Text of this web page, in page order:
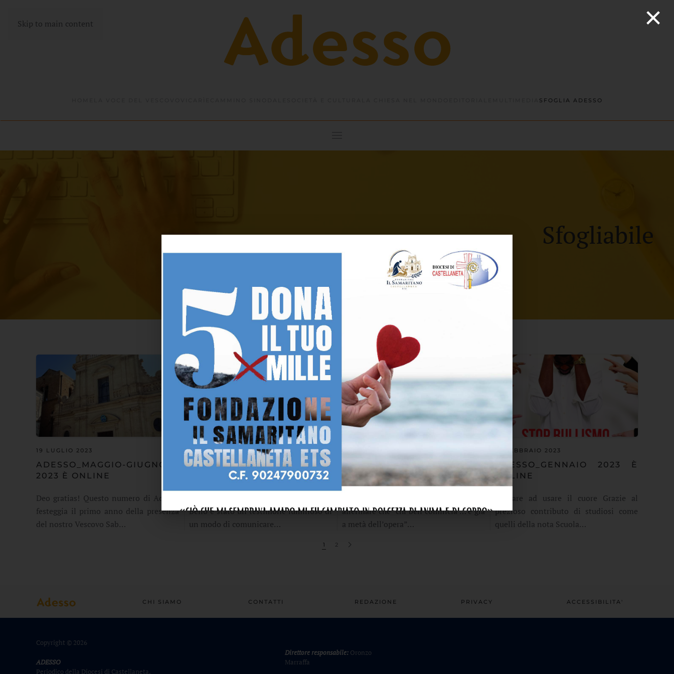
Skip to main content
SFOGLIA ADESSO
Sfogliabile
19 LUGLIO 2023
ADESSO_MAGGIO-GIUGNO
2023 È ONLINE
Deo gratias! Questo numero di Adesso
festeggia il primo anno della presenza
del nostro Vescovo Sab…
13 MAGGIO 2023
ADESSO_APRILE 2023 È
Bello è stato un testimone luminoso di
un modo di comunicare…
ADESSO_FEBBRAIO-MARZO
2023 È ONLINE
affermare che “chi ben comincia … è già
a metà dell’opera”…
01 FEBBRAIO 2023
ADESSO_GENNAIO 2023 È
ONLINE
Tornare ad usare il cuore Grazie al
prezioso contributo di studiosi come
quelli della nota Scuola…
1 2
CHI SIAMO CONTATTI REDAZIONE PRIVACY ACCESSIBILITA'
Copyright © 2026
ADESSO
Periodico della Diocesi di Castellaneta.
Direttore responsabile: Oronzo
Marraffa
×